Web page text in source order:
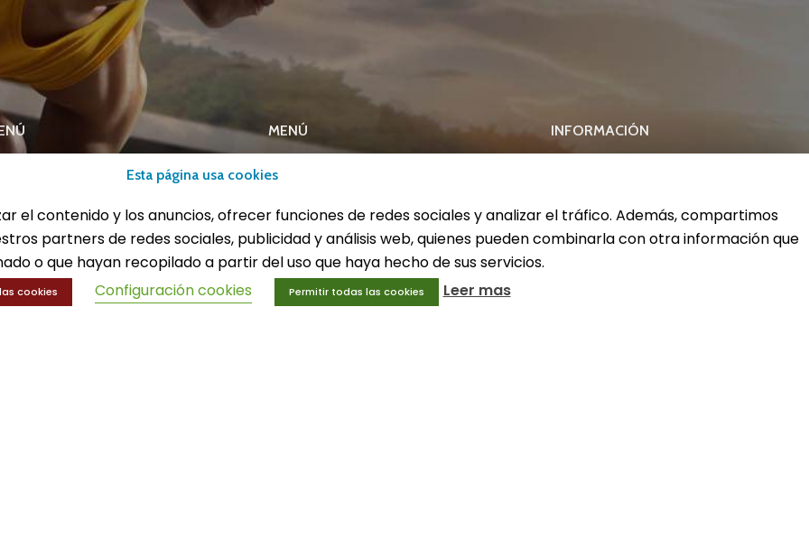
física
y educación física
MENÚ
Equipamiento deportivo
Innovaciones
Ofertas
Trofeos y medallas
INFORMACIÓN
Política de privacidad
Política de cookies
Esta página usa cookies
el contenido y los anuncios, ofrecer funciones de redes sociales y analizar el tráfico. Además, compartimos
partners de redes sociales, publicidad y análisis web, quienes pueden combinarla con otra información que
o que hayan recopilado a partir del uso que haya hecho de sus servicios.
cookies Configuración cookies Permitir todas las cookies Leer mas